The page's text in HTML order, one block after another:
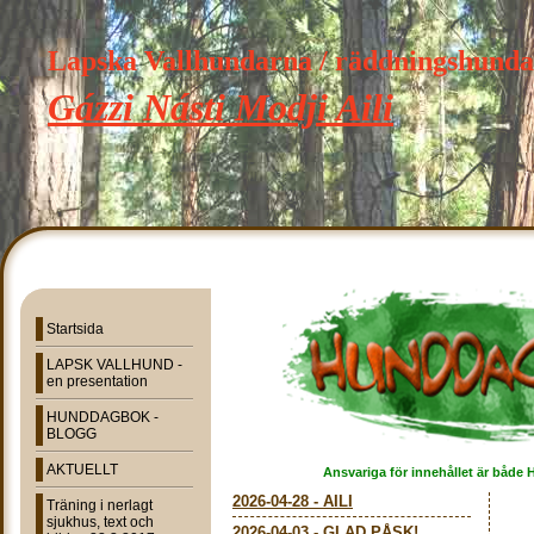
Lapska Vallhundarna /
Gázzi Násti Modji Aili
Startsida
LAPSK VALLHUND -
en presentation
HUNDDAGBOK -
BLOGG
AKTUELLT
Träning i nerlagt
sjukhus, text och
Ansvariga för innehållet är både
2026-04-28 - AILI